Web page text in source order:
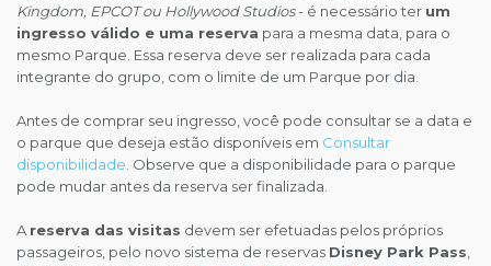
Kingdom, EPCOT ou Hollywood Studios- é necessário ter um
ingresso válido e uma reserva para a mesma data, para o
mesmo Parque. Essa reserva deve ser realizada para cada
integrante do grupo, com o limite de um Parque por dia.
Antes de comprar seu ingresso, você pode consultar se a data e
o parque que deseja estão disponíveis em Consultar
disponibilidade . Observe que a disponibilidade para o parque
pode mudar antes da reserva ser finalizada.
A reserva das visitas devem ser efetuadas pelos próprios
passageiros, pelo novo sistema de reservas Disney Park Pass